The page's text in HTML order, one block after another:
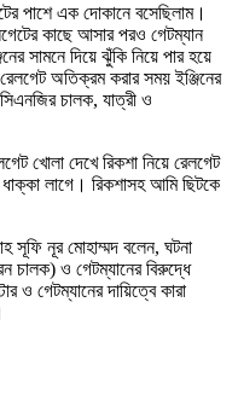
পাশে এক দোকানে বসেছিলাম।
কাছে আসার পরও গেটম্যান
সামনে দিয়ে ঝুঁকি নিয়ে পার হয়ে
অতিক্রম করার সময় ইঞ্জিনের
চালক, যাত্রী ও
খোলা দেখে রিকশা নিয়ে রেলগেট
ধাক্কা লাগে। রিকশাসহ আমি ছিটকে
সূফি নূর মোহাম্মদ বলেন, ঘটনা
চালক) ও গেটম্যানের বিরুদ্ধে
ও গেটম্যানের দায়িত্বে কারা